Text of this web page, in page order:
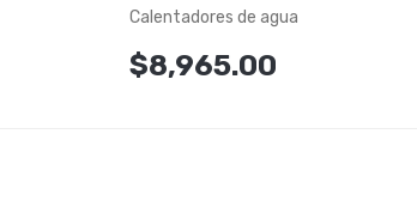
Calentadores de agua
$8,965.00